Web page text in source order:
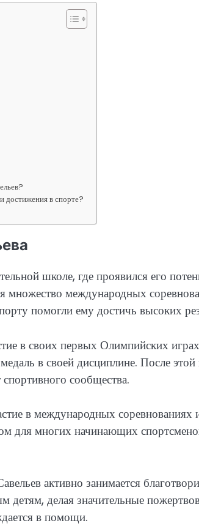
достижения в спорте?
школе, где проявился его
множество международных
помогли ему достичь высоких
в своих первых Олимпийских
в своей дисциплине. После
сообщества.
в международных соревнованиях
для многих начинающих
активно занимается
делая значительные
в помощи.